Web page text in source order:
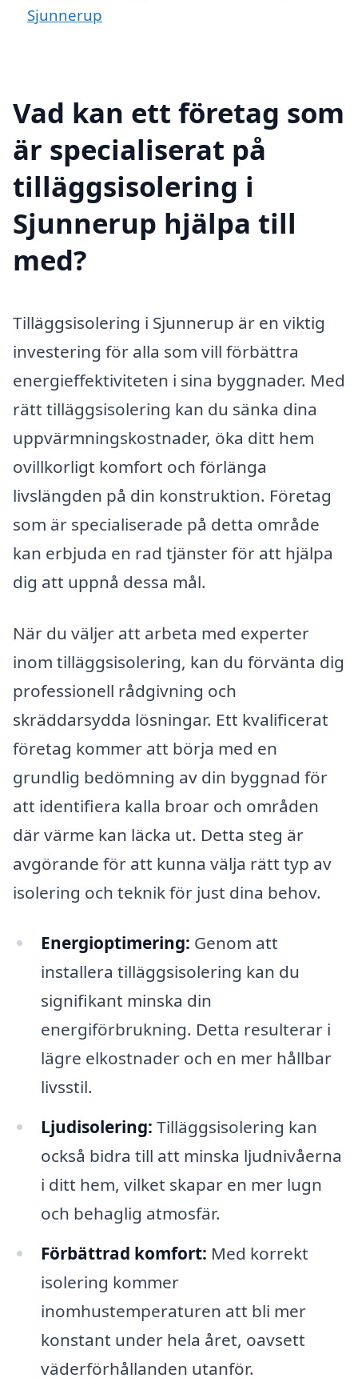
Sjunnerup
Vad kan ett företag som
är specialiserat på
tilläggsisolering i
Sjunnerup hjälpa till
med?
Tilläggsisolering i Sjunnerup är en viktig
investering för alla som vill förbättra
energieffektiviteten i sina byggnader. Med
rätt tilläggsisolering kan du sänka dina
uppvärmningskostnader, öka ditt hem
ovillkorligt komfort och förlänga
livslängden på din konstruktion. Företag
som är specialiserade på detta område
kan erbjuda en rad tjänster för att hjälpa
dig att uppnå dessa mål.
När du väljer att arbeta med experter
inom tilläggsisolering, kan du förvänta dig
professionell rådgivning och
skräddarsydda lösningar. Ett kvalificerat
företag kommer att börja med en
grundlig bedömning av din byggnad för
att identifiera kalla broar och områden
där värme kan läcka ut. Detta steg är
avgörande för att kunna välja rätt typ av
isolering och teknik för just dina behov.
Energioptimering: Genom att
installera tilläggsisolering kan du
signifikant minska din
energiförbrukning. Detta resulterar i
lägre elkostnader och en mer hållbar
livsstil.
Ljudisolering: Tilläggsisolering kan
också bidra till att minska ljudnivåerna
i ditt hem, vilket skapar en mer lugn
och behaglig atmosfär.
Förbättrad komfort: Med korrekt
isolering kommer
inomhustemperaturen att bli mer
konstant under hela året, oavsett
väderförhållanden utanför.